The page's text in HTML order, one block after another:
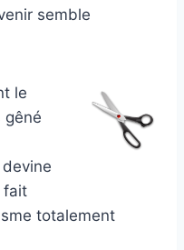
semble
le
gêné
fait
totalement